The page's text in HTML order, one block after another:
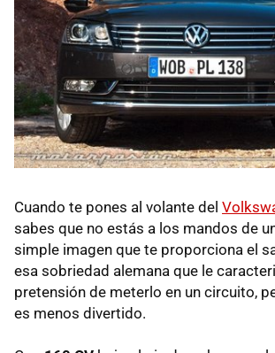
Cuando te pones al volante del
sabes que no estás a los mandos de
simple imagen que te proporciona el
esa sobriedad alemana que le
pretensión de meterlo en un circuito,
es menos divertido.